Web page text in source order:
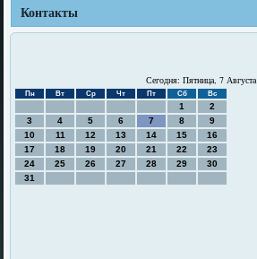
Контакты
Сегодня: Пятница, 7 Августа
Пн Вт Ср Чт Пт Сб Вс
1
2
3
4 5 6 7 8
9
10
11 12 13 14 15
16
17
18 19 20 21 22
23
24
25 26 27 28 29
30
31